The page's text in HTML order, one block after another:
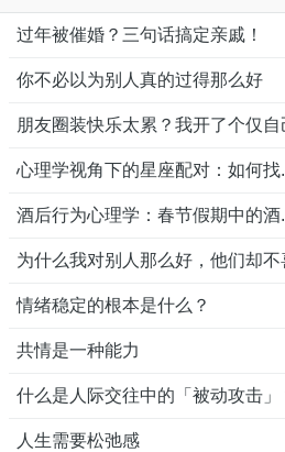
过年被催婚？三句话搞定亲戚！
你不必以为别人真的过得那么好
朋友圈装快乐太累？我开了个仅自
心理学视角下的星座配对：如何找
酒后行为心理学：春节假期中的酒
为什么我对别人那么好，他们却不
情绪稳定的根本是什么？
共情是一种能力
什么是人际交往中的「被动攻击」
人生需要松弛感